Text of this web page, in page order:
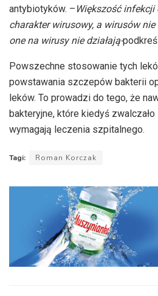
antybiotyków. – Większość
charakter wirusowy, a wirusów
one na wirusy nie działają-
Powszechne stosowanie tych
powstawania szczepów bakterii
leków. To prowadzi do tego, że
bakteryjne, które kiedyś
wymagają leczenia szpitalnego.
Tagi: Roman Korczak